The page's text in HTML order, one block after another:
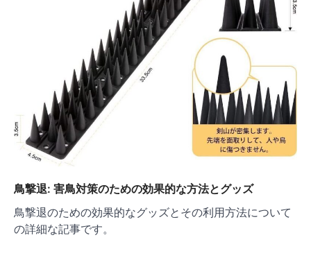
鳥撃退: 害鳥対策のための効果的な方法とグッズ
鳥撃退のための効果的なグッズとその利用方法について
の詳細な記事です。